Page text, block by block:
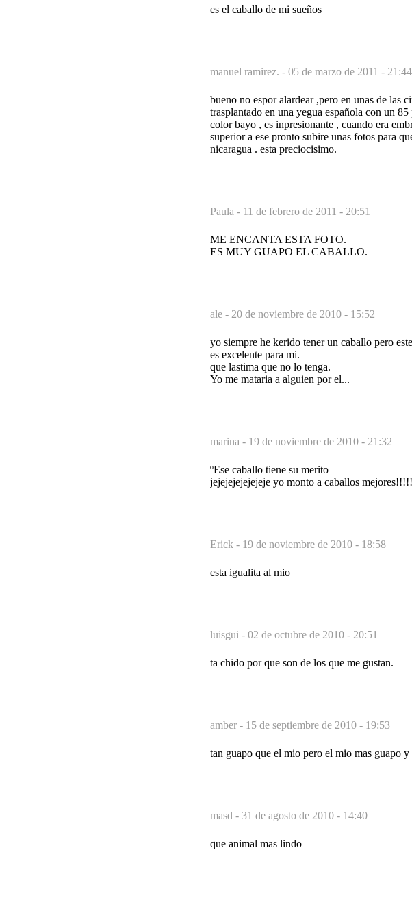
es el caballo de mi sueños
manuel ramirez. - 05 de marzo de 2011 - 21:44
bueno no espor alardear ,pero en unas de las
trasplantado en una yegua española con un
color bayo , es inpresionante , cuando era
superior a ese pronto subire unas fotos para
nicaragua . esta preciocisimo.
Paula - 11 de febrero de 2011 - 20:51
ME ENCANTA ESTA FOTO.
ES MUY GUAPO EL CABALLO.
ale - 20 de noviembre de 2010 - 15:52
yo siempre he kerido tener un caballo pero
es excelente para mi.
que lastima que no lo tenga.
Yo me mataria a alguien por el...
marina - 19 de noviembre de 2010 - 21:32
ºEse caballo tiene su merito
jejejejejejejeje yo monto a caballos
Erick - 19 de noviembre de 2010 - 18:58
esta igualita al mio
luisgui - 02 de octubre de 2010 - 20:51
ta chido por que son de los que me gustan.
amber - 15 de septiembre de 2010 - 19:53
tan guapo que el mio pero el mio mas guapo
masd - 31 de agosto de 2010 - 14:40
que animal mas lindo